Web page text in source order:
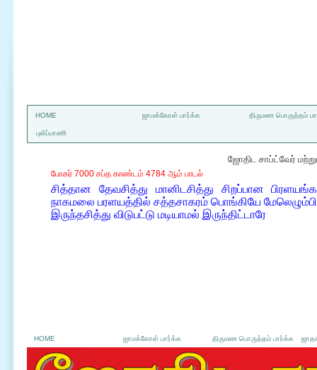
HOME ஜாமக்கோள் பார்க்க திருமண பொருத்தம்
புலிப்பாணி
ஜோதிட சாப்ட்வேர்
போகர் 7000 சப்த காண்டம் 4784 ஆம் பாடல்
சித்தான தேவசித்து மானிடசித்து சிறப்பான
நாகமலை பரளயத்தில் சத்தசாகரம் பொங்கியே
இருந்தசித்து விடுபட்டு மடியாமல் இருந்திட்டாரே
HOME ஜாமக்கோள் பார்க்க திருமண பொருத்தம் பார்க்க